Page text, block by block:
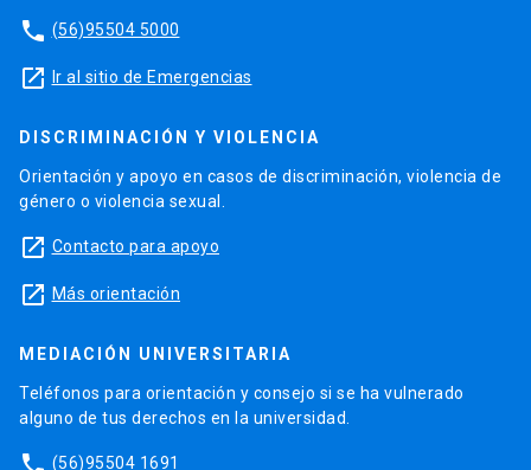
phone (56)95504 5000
launch Ir al sitio de Emergencias
DISCRIMINACIÓN Y VIOLENCIA
Orientación y apoyo en casos de discriminación, violencia de
género o violencia sexual.
launch Contacto para apoyo
launch Más orientación
MEDIACIÓN UNIVERSITARIA
Teléfonos para orientación y consejo si se ha vulnerado
alguno de tus derechos en la universidad.
(56)95504 1691